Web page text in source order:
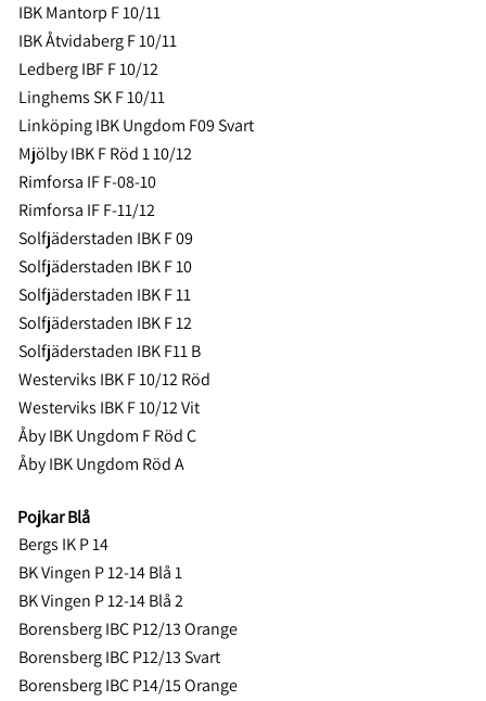
IBK Mantorp F 10/11
IBK Åtvidaberg F 10/11
Ledberg IBF F 10/12
Linghems SK F 10/11
Linköping IBK Ungdom F09 Svart
Mjölby IBK F Röd 1 10/12
Rimforsa IF F-08-10
Rimforsa IF F-11/12
Solfjäderstaden IBK F 09
Solfjäderstaden IBK F 10
Solfjäderstaden IBK F 11
Solfjäderstaden IBK F 12
Solfjäderstaden IBK F11 B
Westerviks IBK F 10/12 Röd
Westerviks IBK F 10/12 Vit
Åby IBK Ungdom F Röd C
Åby IBK Ungdom Röd A
Pojkar Blå
Bergs IK P 14
BK Vingen P 12-14 Blå 1
BK Vingen P 12-14 Blå 2
Borensberg IBC P12/13 Orange
Borensberg IBC P12/13 Svart
Borensberg IBC P14/15 Orange